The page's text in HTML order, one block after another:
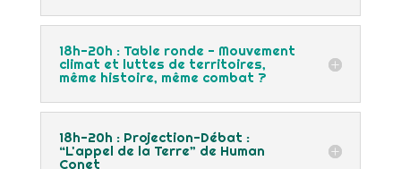
18h-20h : Table ronde - Mouvement
climat et luttes de territoires,
même histoire, même combat ?
18h-20h : Projection-Débat :
“L'appel de la Terre” de Human
Conet